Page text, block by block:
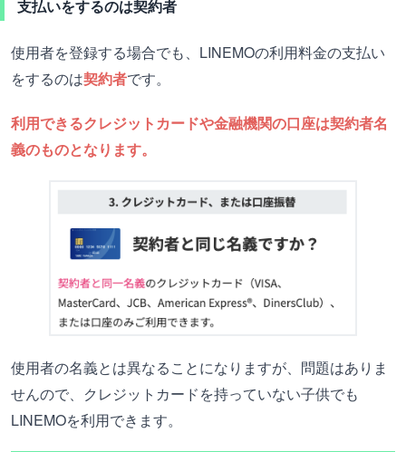
支払いをするのは契約者
使用者を登録する場合でも、LINEMOの利用料金の支払い
をするのは契約者です。
利用できるクレジットカードや金融機関の口座は契約者名
義のものとなります。
使用者の名義とは異なることになりますが、問題はありま
せんので、クレジットカードを持っていない子供でも
LINEMOを利用できます。